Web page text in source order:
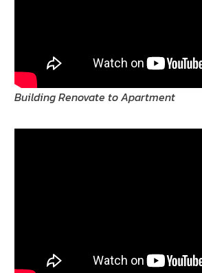
Building Renovate to Apartment